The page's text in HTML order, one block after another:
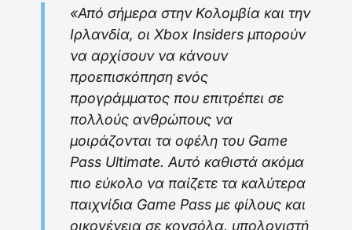
«Από σήμερα στην Κολομβία και την
Ιρλανδία, οι Xbox Insiders μπορούν
να αρχίσουν να κάνουν
προεπισκόπηση ενός
προγράμματος που επιτρέπει σε
πολλούς ανθρώπους να
μοιράζονται τα οφέλη του Game
Pass Ultimate. Αυτό καθιστά ακόμα
πιο εύκολο να παίζετε τα καλύτερα
παιχνίδια Game Pass με φίλους και
οικογένεια σε κονσόλα, υπολογιστή